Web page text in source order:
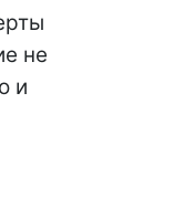
не
и